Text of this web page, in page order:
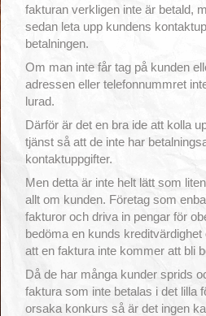
fakturan verkligen inte är betald,
sedan leta upp kundens
betalningen.
Om man inte får tag på kunden
adressen eller telefonnummret
lurad.
Därför är det en bra ide att kolla
tjänst så att de inte har
kontaktuppgifter.
Men detta är inte helt lätt som
allt om kunden. Företag som
fakturor och driva in pengar för
bedöma en kunds
att en faktura inte kommer att bli
Då de har många kunder sprids
faktura som inte betalas i det lilla
orsaka konkurs så är det ingen